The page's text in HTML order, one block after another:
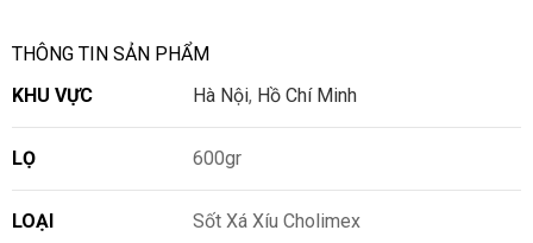
THÔNG TIN SẢN PHẨM
KHU VỰC
Hà Nội, Hồ Chí Minh
LỌ 600gr
LOẠI Sốt Xá Xíu Cholimex